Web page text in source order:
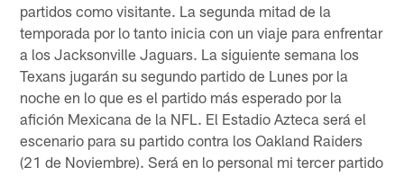
partidos como visitante. La segunda mitad de la
temporada por lo tanto inicia con un viaje para enfrentar
a los Jacksonville Jaguars. La siguiente semana los
Texans jugarán su segundo partido de Lunes por la
noche en lo que es el partido más esperado por la
afición Mexicana de la NFL. El Estadio Azteca será el
escenario para su partido contra los Oakland Raiders
(21 de Noviembre). Será en lo personal mi tercer partido